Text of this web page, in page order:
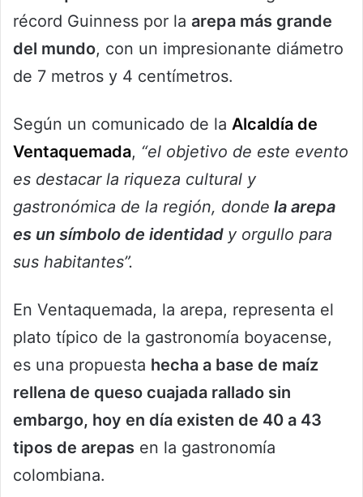
récord Guinness por la arepa más grande
del mundo, con un impresionante diámetro
de 7 metros y 4 centímetros.
Según un comunicado de la Alcaldía de
Ventaquemada, “el objetivo de este evento
es destacar la riqueza cultural y
gastronómica de la región, donde la arepa
es un símbolo de identidad y orgullo para
sus habitantes”.
En Ventaquemada, la arepa, representa el
plato típico de la gastronomía boyacense,
es una propuesta hecha a base de maíz
rellena de queso cuajada rallado sin
embargo, hoy en día existen de 40 a 43
tipos de arepas en la gastronomía
colombiana.